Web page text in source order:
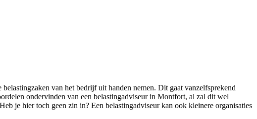
van het bedrijf uit handen nemen. Dit gaat vanzelfsprekend
ondervinden van een belastingadviseur in Montfort, al zal dit wel
je hier toch geen zin in? Een belastingadviseur kan ook kleinere organisaties